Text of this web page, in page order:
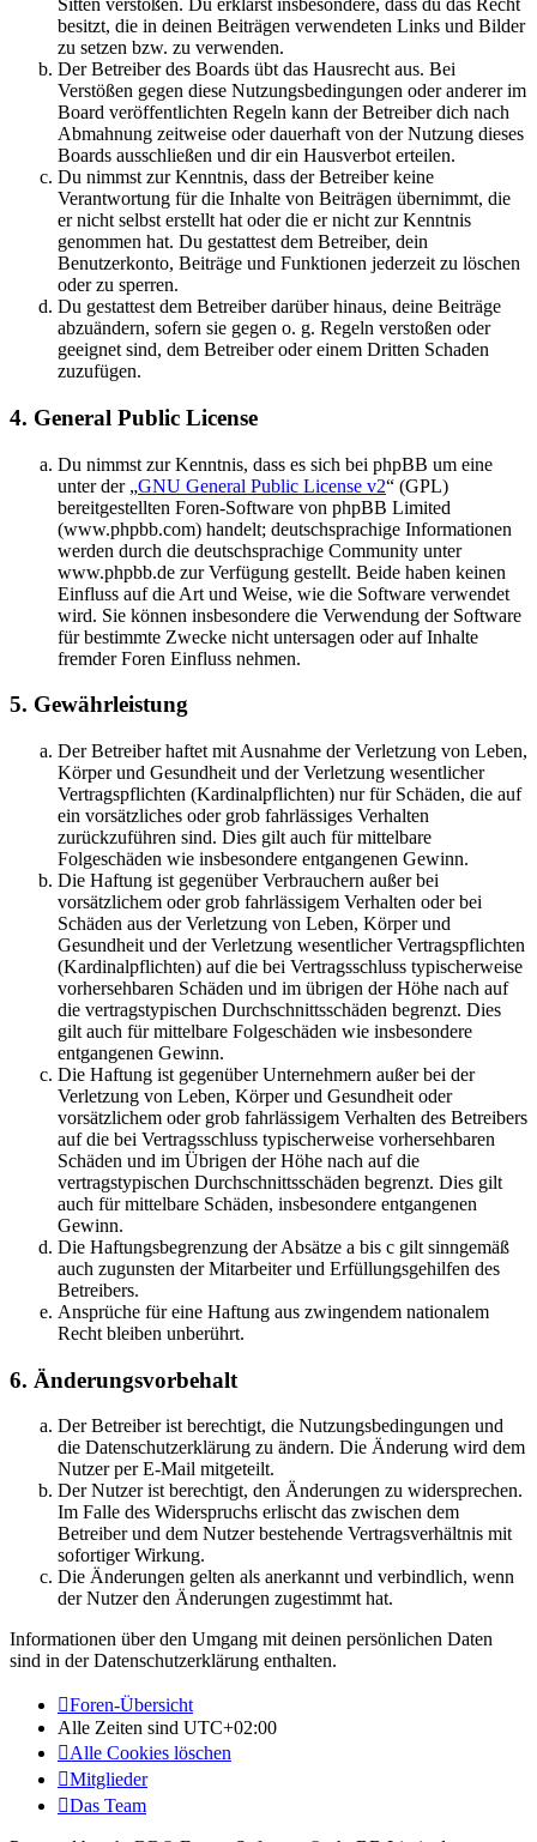
Sitten verstoßen. Du erklärst insbesondere, dass du das Recht
besitzt, die in deinen Beiträgen verwendeten Links und Bilder
zu setzen bzw. zu verwenden.
Der Betreiber des Boards übt das Hausrecht aus. Bei
Verstößen gegen diese Nutzungsbedingungen oder anderer im
Board veröffentlichten Regeln kann der Betreiber dich nach
Abmahnung zeitweise oder dauerhaft von der Nutzung dieses
Boards ausschließen und dir ein Hausverbot erteilen.
Du nimmst zur Kenntnis, dass der Betreiber keine
Verantwortung für die Inhalte von Beiträgen übernimmt, die
er nicht selbst erstellt hat oder die er nicht zur Kenntnis
genommen hat. Du gestattest dem Betreiber, dein
Benutzerkonto, Beiträge und Funktionen jederzeit zu löschen
oder zu sperren.
Du gestattest dem Betreiber darüber hinaus, deine Beiträge
abzuändern, sofern sie gegen o. g. Regeln verstoßen oder
geeignet sind, dem Betreiber oder einem Dritten Schaden
zuzufügen.
4. General Public License
Du nimmst zur Kenntnis, dass es sich bei phpBB um eine
unter der „GNU General Public License v2“ (GPL)
bereitgestellten Foren-Software von phpBB Limited
(www.phpbb.com) handelt; deutschsprachige Informationen
werden durch die deutschsprachige Community unter
www.phpbb.de zur Verfügung gestellt. Beide haben keinen
Einfluss auf die Art und Weise, wie die Software verwendet
wird. Sie können insbesondere die Verwendung der Software
für bestimmte Zwecke nicht untersagen oder auf Inhalte
fremder Foren Einfluss nehmen.
5. Gewährleistung
Der Betreiber haftet mit Ausnahme der Verletzung von Leben,
Körper und Gesundheit und der Verletzung wesentlicher
Vertragspflichten (Kardinalpflichten) nur für Schäden, die auf
ein vorsätzliches oder grob fahrlässiges Verhalten
zurückzuführen sind. Dies gilt auch für mittelbare
Folgeschäden wie insbesondere entgangenen Gewinn.
Die Haftung ist gegenüber Verbrauchern außer bei
vorsätzlichem oder grob fahrlässigem Verhalten oder bei
Schäden aus der Verletzung von Leben, Körper und
Gesundheit und der Verletzung wesentlicher Vertragspflichten
(Kardinalpflichten) auf die bei Vertragsschluss typischerweise
vorhersehbaren Schäden und im übrigen der Höhe nach auf
die vertragstypischen Durchschnittsschäden begrenzt. Dies
gilt auch für mittelbare Folgeschäden wie insbesondere
entgangenen Gewinn.
Die Haftung ist gegenüber Unternehmern außer bei der
Verletzung von Leben, Körper und Gesundheit oder
vorsätzlichem oder grob fahrlässigem Verhalten des Betreibers
auf die bei Vertragsschluss typischerweise vorhersehbaren
Schäden und im Übrigen der Höhe nach auf die
vertragstypischen Durchschnittsschäden begrenzt. Dies gilt
auch für mittelbare Schäden, insbesondere entgangenen
Gewinn.
Die Haftungsbegrenzung der Absätze a bis c gilt sinngemäß
auch zugunsten der Mitarbeiter und Erfüllungsgehilfen des
Betreibers.
Ansprüche für eine Haftung aus zwingendem nationalem
Recht bleiben unberührt.
6. Änderungsvorbehalt
Der Betreiber ist berechtigt, die Nutzungsbedingungen und
die Datenschutzerklärung zu ändern. Die Änderung wird dem
Nutzer per E-Mail mitgeteilt.
Der Nutzer ist berechtigt, den Änderungen zu widersprechen.
Im Falle des Widerspruchs erlischt das zwischen dem
Betreiber und dem Nutzer bestehende Vertragsverhältnis mit
sofortiger Wirkung.
Die Änderungen gelten als anerkannt und verbindlich, wenn
der Nutzer den Änderungen zugestimmt hat.
Informationen über den Umgang mit deinen persönlichen Daten
sind in der Datenschutzerklärung enthalten.
Foren-Übersicht
Alle Zeiten sind UTC+02:00
Alle Cookies löschen
Mitglieder
Das Team